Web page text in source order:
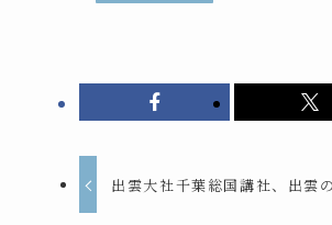
出雲大社千葉総国講社、出雲